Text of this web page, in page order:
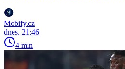
Mobify.cz
dnes, 21:46
4 min